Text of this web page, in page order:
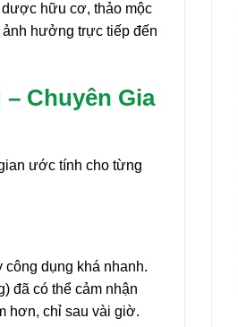
hữu cơ, thảo mộc
hưởng trực tiếp đến
Chuyên Gia
ước tính cho từng
dụng khá nhanh.
đã có thể cảm nhận
hơn, chỉ sau vài giờ.